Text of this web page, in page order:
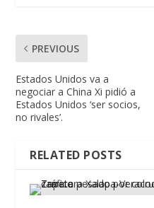
PREVIOUS
Estados Unidos va a
negociar a China Xi pidió a
Estados Unidos ‘ser socios,
no rivales’.
RELATED POSTS